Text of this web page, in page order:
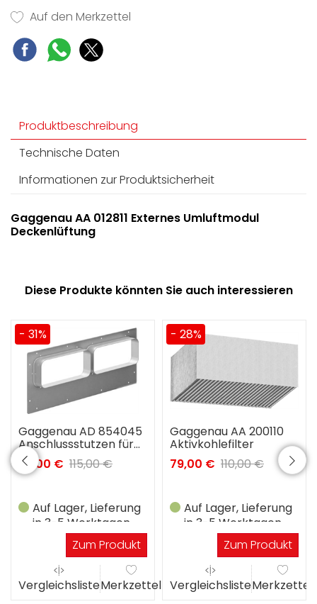
Auf den Merkzettel
Produktbeschreibung
Technische Daten
Informationen zur Produktsicherheit
Gaggenau AA 012811 Externes Umluftmodul
Deckenlüftung
Diese Produkte könnten Sie auch interessieren
Gaggenau AD 854045
Anschlussstutzen für
Flachkanal 2x NW150
79,00 € 115,00 €
Auf Lager, Lieferung
in 3-5 Werktagen
Zum Produkt
VergleichslisteMerkzettel
- 31%
Gaggenau AA 200110
Aktivkohlefilter
79,00 € 110,00 €
Auf Lager, Lieferung
in 3-5 Werktagen
Zum Produkt
VergleichslisteMerkzettel
- 28%